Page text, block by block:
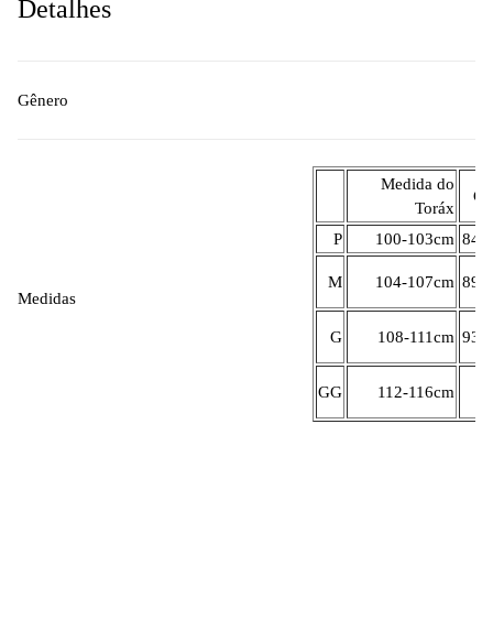
Detalhes
Gênero
Medidas
Medida do
Toráx
P 100-103cm 84-
M 104-107cm 89-
G 108-111cm 93-
GG 112-116cm